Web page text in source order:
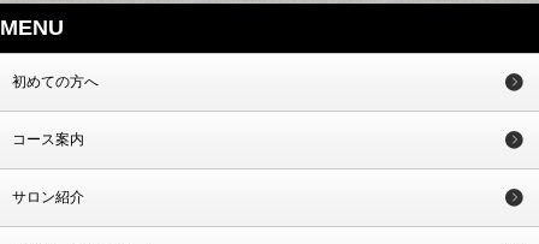
MENU
初めての方へ
コース案内
サロン紹介